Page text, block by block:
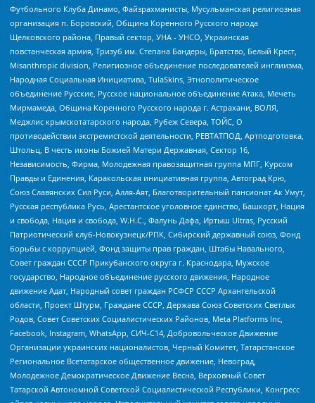
Футбольного Клуба Динамо, Файзрахманисты, Мусульманская религиозная
организация п. Боровский, Община Коренного Русского народа
Щелковского района, Правый сектор, УНА - УНСО, Украинская
повстанческая армия, Тризуб им. Степана Бандеры, Братство, Белый Крест,
Misanthropic division, Религиозное объединение последователей инглиизма,
Народная Социальная Инициатива, TulaSkins, Этнополитическое
объединение Русские, Русское национальное объединение Атака, Мечеть
Мирмамеда, Община Коренного Русского народа г. Астрахани, ВОЛЯ,
Меджлис крымскотатарского народа, Рубеж Севера, ТОЙС, О
противодействии экстремистской деятельности, РЕВТАТПОД, Артподготовка,
Штольц, В честь иконы Божией Матери Державная, Сектор 16,
Независимость, Фирма, Молодежная правозащитная группа МПГ, Курсом
Правды и Единения, Каракольская инициативная группа, Автоград Крю,
Союз Славянских Сил Руси, Алля-Аят, Благотворительный пансионат Ак Умут,
Русская республика Русь, Арестантское уголовное единство, Башкорт, Нация
и свобода, Нация и свобода, W.H.С., Фалунь Дафа, Иртыш Ultras, Русский
Патриотический клуб-Новокузнецк/РПК, Сибирский державный союз, Фонд
борьбы с коррупцией, Фонд защиты прав граждан, Штабы Навального,
Совет граждан СССР Прикубанского округа г. Краснодара, Мужское
государство, Народное объединение русского движения, Народное
движение Адат, Народный совет граждан РСФСР СССР Архангельской
области, Проект Штурм, Граждане СССР, Держава Союз Советских Светлых
Родов, Совет Советских Социалистических Районов, Meta Platforms Inc,
Facebook, Instagram, WhatsApp, СИЧ-С14, Добровольческое Движение
Организации украинских националистов, Черный Комитет, Татарстанское
Региональное Всетатарское общественное движение, Невоград,
Молодежное Демократическое Движение Весна, Верховный Совет
Татарской Автономной Советской Социалистической Республики, Конгресс